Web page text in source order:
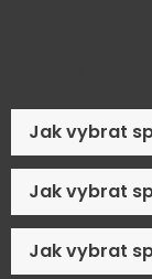
Jak vybrat
Jak vybrat
Jak vybrat